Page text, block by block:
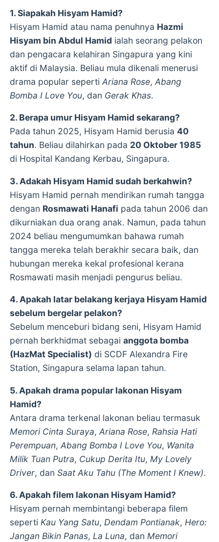
1. Siapakah Hisyam Hamid?
Hisyam Hamid atau nama penuhnya Hazmi
Hisyam bin Abdul Hamid ialah seorang pelakon
dan pengacara kelahiran Singapura yang kini
aktif di Malaysia. Beliau mula dikenali menerusi
drama popular seperti Ariana Rose, Abang
Bomba I Love You, dan Gerak Khas.
2. Berapa umur Hisyam Hamid sekarang?
Pada tahun 2025, Hisyam Hamid berusia 40
tahun. Beliau dilahirkan pada 20 Oktober 1985
di Hospital Kandang Kerbau, Singapura.
3. Adakah Hisyam Hamid sudah berkahwin?
Hisyam Hamid pernah mendirikan rumah tangga
dengan Rosmawati Hanafi pada tahun 2006 dan
dikurniakan dua orang anak. Namun, pada tahun
2024 beliau mengumumkan bahawa rumah
tangga mereka telah berakhir secara baik, dan
hubungan mereka kekal profesional kerana
Rosmawati masih menjadi pengurus beliau.
4. Apakah latar belakang kerjaya Hisyam Hamid
sebelum bergelar pelakon?
Sebelum menceburi bidang seni, Hisyam Hamid
pernah berkhidmat sebagai anggota bomba
(HazMat Specialist) di SCDF Alexandra Fire
Station, Singapura selama lapan tahun.
5. Apakah drama popular lakonan Hisyam
Hamid?
Antara drama terkenal lakonan beliau termasuk
Memori Cinta Suraya, Ariana Rose, Rahsia Hati
Perempuan, Abang Bomba I Love You, Wanita
Milik Tuan Putra, Cukup Derita Itu, My Lovely
Driver, dan Saat Aku Tahu (The Moment I Knew).
6. Apakah filem lakonan Hisyam Hamid?
Hisyam pernah membintangi beberapa filem
seperti Kau Yang Satu, Dendam Pontianak, Hero:
Jangan Bikin Panas, La Luna, dan Memori